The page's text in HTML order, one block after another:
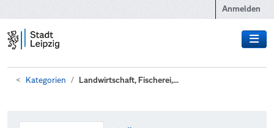
Anmelden
Kategorien Landwirtschaft, Fischerei,...